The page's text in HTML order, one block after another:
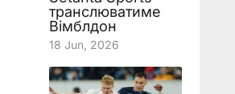
транслюватиме
Вімблдон
18 Jun, 2026